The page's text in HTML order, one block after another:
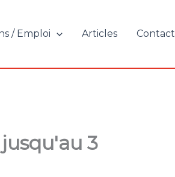
/ Emploi Articles Contact
3